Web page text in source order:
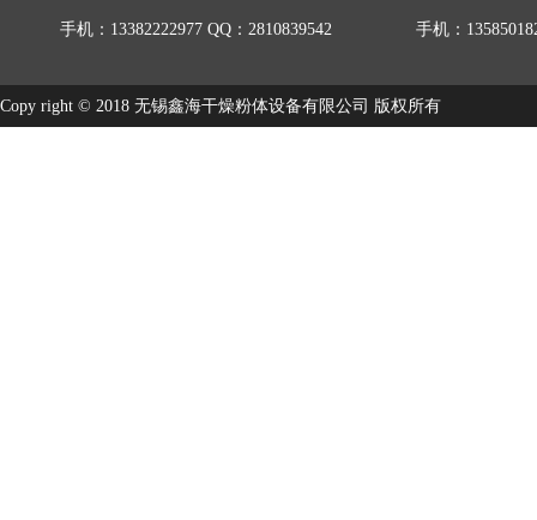
手机：13382222977 QQ：2810839542 手机：
Copy right © 2018 无锡鑫海干燥粉体设备有限公司 版权所有